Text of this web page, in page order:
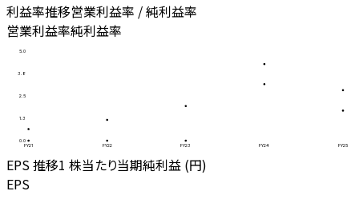
利益率推移営業利益率 / 純利益率
営業利益率純利益率
0.0
1.3
2.5
3.8
5.0
FY21 FY22 FY23 FY24 FY25
EPS 推移1 株当たり当期純利益 (円)
EPS